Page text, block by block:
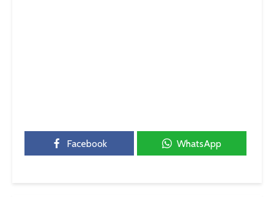
Facebook WhatsApp